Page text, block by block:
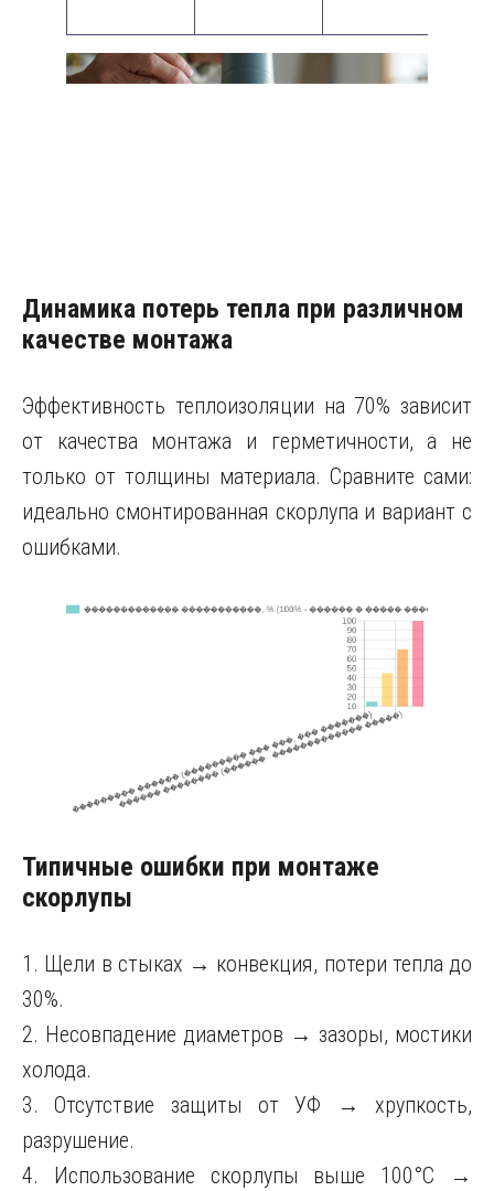
Динамика потерь тепла при различном
качестве монтажа
Эффективность теплоизоляции на 70% зависит
от качества монтажа и герметичности, а не
только от толщины материала. Сравните сами:
идеально смонтированная скорлупа и вариант с
ошибками.
Типичные ошибки при монтаже
скорлупы
1. Щели в стыках → конвекция, потери тепла до
30%.
2. Несовпадение диаметров → зазоры, мостики
холода.
3. Отсутствие защиты от УФ → хрупкость,
разрушение.
4. Использование скорлупы выше 100°C →